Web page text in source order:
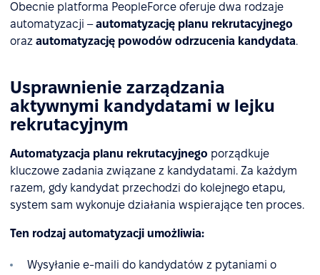
Obecnie platforma PeopleForce oferuje dwa rodzaje
automatyzacji –automatyzację planu rekrutacyjnego
oraz automatyzację powodów odrzucenia kandydata.
Usprawnienie zarządzania
aktywnymi kandydatami w lejku
rekrutacyjnym
Automatyzacja planu rekrutacyjnego porządkuje
kluczowe zadania związane z kandydatami. Za każdym
razem, gdy kandydat przechodzi do kolejnego etapu,
system sam wykonuje działania wspierające ten proces.
Ten rodzaj automatyzacji umożliwia:
Wysyłanie e-maili do kandydatów z pytaniami o